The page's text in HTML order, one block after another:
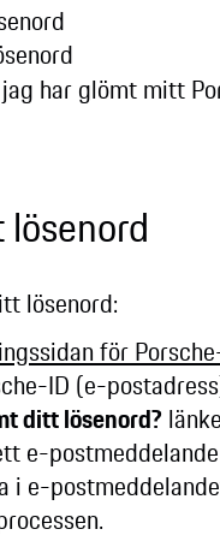
har glömt mitt
lösenord:
för
ID (e-
ditt lösenord?
e-
i e-